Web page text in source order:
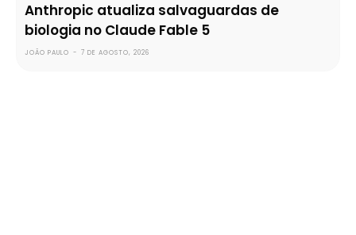
Anthropic atualiza salvaguardas de
biologia no Claude Fable 5
JOÃO PAULO - 7 DE AGOSTO, 2026